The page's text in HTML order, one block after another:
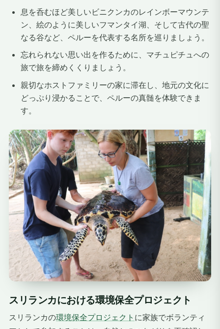
息を呑むほど美しいビニクンカのレインボーマウンテ
ン、絵のように美しいフマンタイ湖、そして古代の聖
なる谷など、ペルーを代表する名所を巡りましょう。
忘れられない思い出を作るために、マチュピチュへの
旅で旅を締めくくりましょう。
親切なホストファミリーの家に滞在し、地元の文化に
どっぷり浸かることで、ペルーの真髄を体験できま
す。
スリランカにおける環境保全プロジェクト
スリランカの環境保全プロジェクト に家族でボランティ